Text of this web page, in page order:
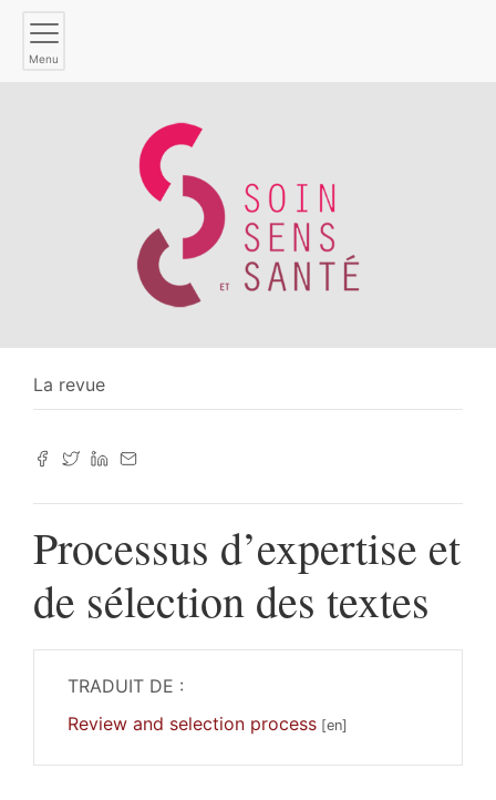
Menu
La revue
Processus d’expertise et
de sélection des textes
TRADUIT DE :
Review and selection process